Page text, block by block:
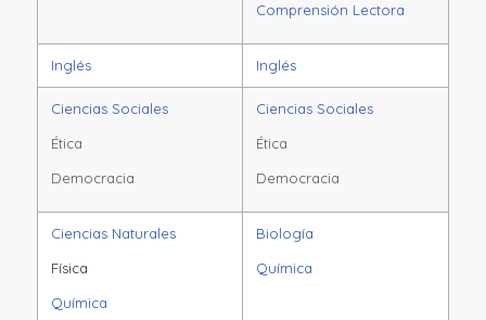
Comprensión Lectora
Inglés Inglés
Ciencias Sociales
Ética
Democracia
Ciencias Sociales
Ética
Democracia
Ciencias Naturales
Física
Química
Biología
Química